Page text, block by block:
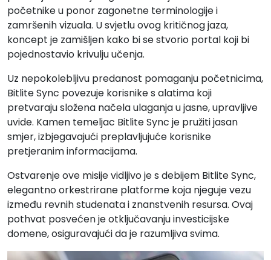
početnike u ponor zagonetne terminologije i
zamršenih vizuala. U svjetlu ovog kritičnog jaza,
koncept je zamišljen kako bi se stvorio portal koji bi
pojednostavio krivulju učenja.
Uz nepokolebljivu predanost pomaganju početnicima,
Bitlite Sync povezuje korisnike s alatima koji
pretvaraju složena načela ulaganja u jasne, upravljive
uvide. Kamen temeljac Bitlite Sync je pružiti jasan
smjer, izbjegavajući preplavljujuće korisnike
pretjeranim informacijama.
Ostvarenje ove misije vidljivo je s debijem Bitlite Sync,
elegantno orkestrirane platforme koja njeguje vezu
između revnih studenata i znanstvenih resursa. Ovaj
pothvat posvećen je otključavanju investicijske
domene, osiguravajući da je razumljiva svima.